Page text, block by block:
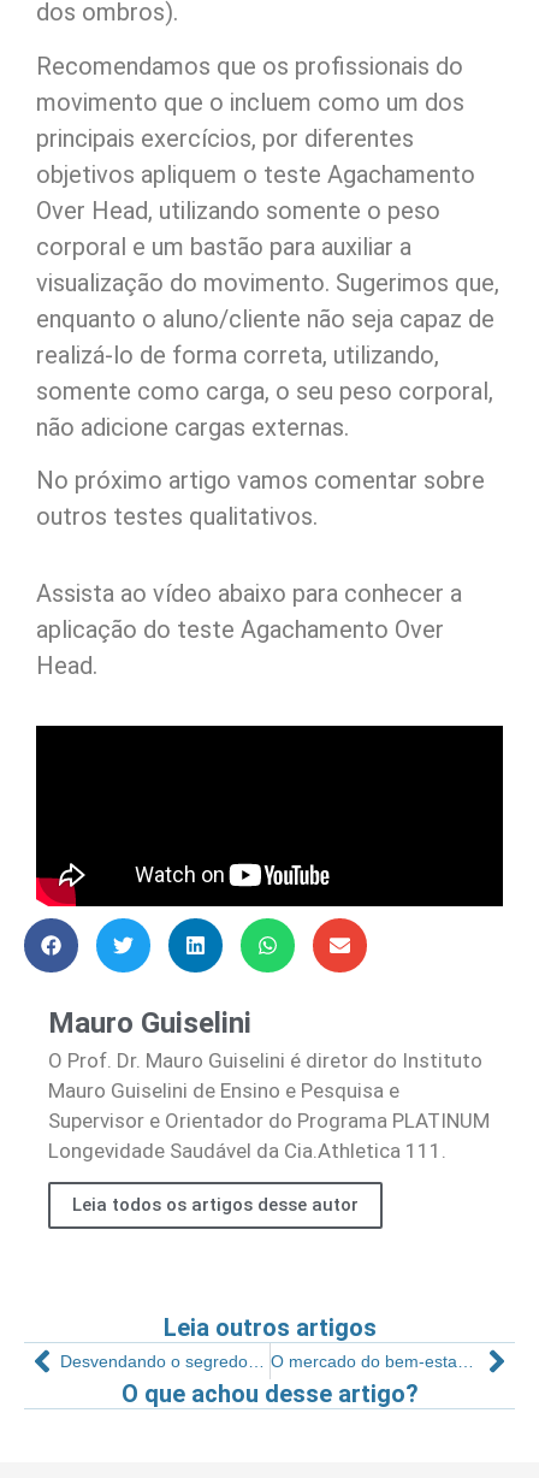
dos ombros).
Recomendamos que os profissionais do
movimento que o incluem como um dos
principais exercícios, por diferentes
objetivos apliquem o teste Agachamento
Over Head, utilizando somente o peso
corporal e um bastão para auxiliar a
visualização do movimento. Sugerimos que,
enquanto o aluno/cliente não seja capaz de
realizá-lo de forma correta, utilizando,
somente como carga, o seu peso corporal,
não adicione cargas externas.
No próximo artigo vamos comentar sobre
outros testes qualitativos.
Assista ao vídeo abaixo para conhecer a
aplicação do teste Agachamento Over
Head.
Mauro Guiselini
O Prof. Dr. Mauro Guiselini é diretor do Instituto
Mauro Guiselini de Ensino e Pesquisa e
Supervisor e Orientador do Programa PLATINUM
Longevidade Saudável da Cia.Athletica 111.
Leia todos os artigos desse autor
Leia outros artigos
O que achou desse artigo?